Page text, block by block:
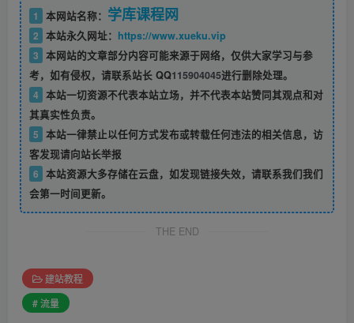
1 本网站名称： 学库课程网
2 本站永久网址： https://www.xueku.vip
3 本网站的文章部分内容可能来源于网络，仅供大家学习与参
考，如有侵权，请联系站长 QQ115904045进行删除处理。
4 本站一切资源不代表本站立场，并不代表本站赞同其观点和对
其真实性负责。
5 本站一律禁止以任何方式发布或转载任何违法的相关信息，访
客发现请向站长举报
6 本站资源大多存储在云盘，如发现链接失效，请联系我们我们
会第一时间更新。
THE END
建站教程
# 流量